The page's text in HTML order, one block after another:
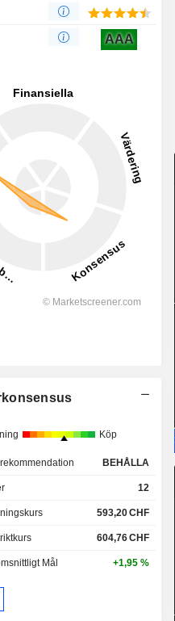
AAA
Köp
BEHÅLLA
12
593,20CHF
604,76CHF
Mål +1,95 %